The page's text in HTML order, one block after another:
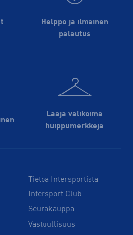
Helppo ja ilmainen
palautus
Laaja valikoima
huippu­merkkejä
Tietoa Intersportista
Intersport Club
Seurakauppa
Vastuullisuus